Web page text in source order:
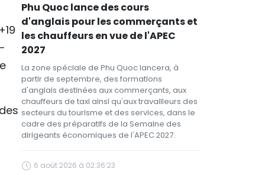
Phu Quoc lance des cours
d'anglais pour les commerçants et
les chauffeurs en vue de l'APEC
2027
La zone spéciale de Phu Quoc lancera, à
partir de septembre, des formations
d'anglais destinées aux commerçants, aux
chauffeurs de taxi ainsi qu'aux travailleurs des
secteurs du tourisme et des services, dans le
cadre des préparatifs de la Semaine des
dirigeants économiques de l'APEC 2027.
6 août 2026 à 02:36:23